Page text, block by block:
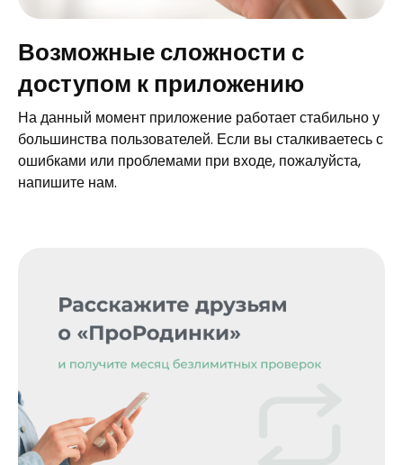
Возможные сложности с
доступом к приложению
На данный момент приложение работает стабильно у
большинства пользователей. Если вы сталкиваетесь с
ошибками или проблемами при входе, пожалуйста,
напишите нам.